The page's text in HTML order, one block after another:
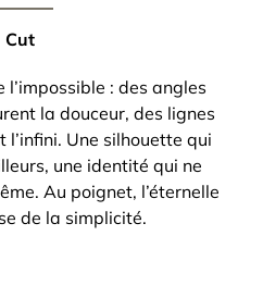
Cut
l’impossible : des angles
la douceur, des lignes
l’infini. Une silhouette qui
une identité qui ne
Au poignet, l’éternelle
de la simplicité.